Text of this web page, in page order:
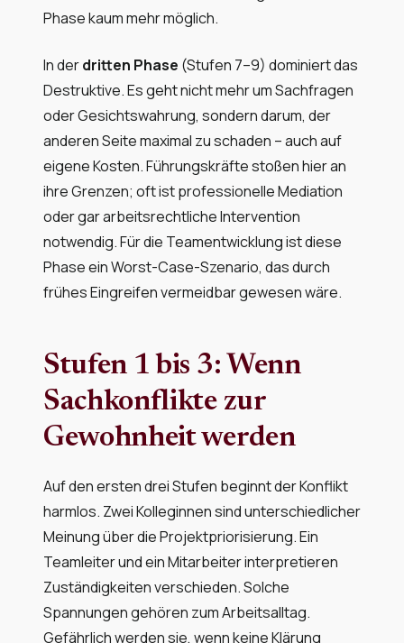
Phase kaum mehr möglich.
In derdritten Phase (Stufen 7–9) dominiert das
Destruktive. Es geht nicht mehr um Sachfragen
oder Gesichtswahrung, sondern darum, der
anderen Seite maximal zu schaden – auch auf
eigene Kosten. Führungskräfte stoßen hier an
ihre Grenzen; oft ist professionelle Mediation
oder gar arbeitsrechtliche Intervention
notwendig. Für die Teamentwicklung ist diese
Phase ein Worst-Case-Szenario, das durch
frühes Eingreifen vermeidbar gewesen wäre.
Stufen 1 bis 3: Wenn
Sachkonflikte zur
Gewohnheit werden
Auf den ersten drei Stufen beginnt der Konflikt
harmlos. Zwei Kolleginnen sind unterschiedlicher
Meinung über die Projektpriorisierung. Ein
Teamleiter und ein Mitarbeiter interpretieren
Zuständigkeiten verschieden. Solche
Spannungen gehören zum Arbeitsalltag.
Gefährlich werden sie, wenn keine Klärung